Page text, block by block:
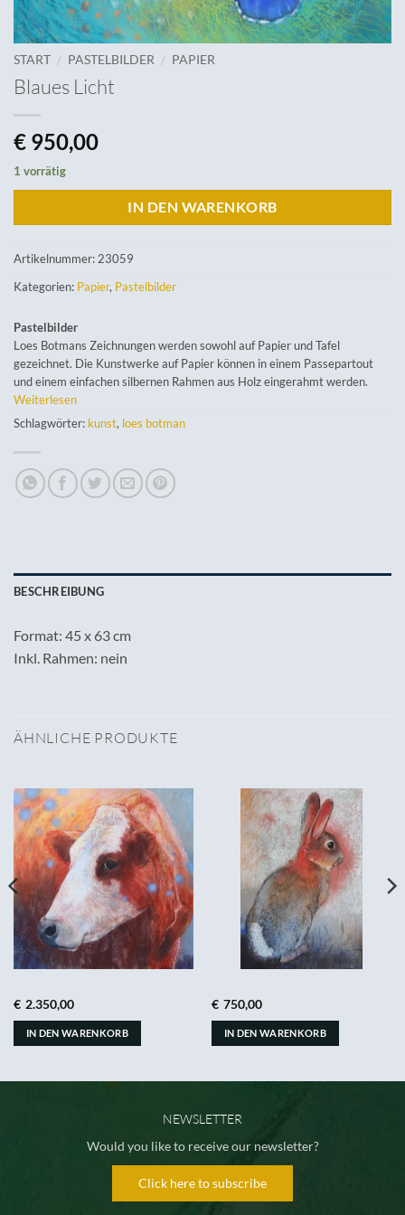
START / PASTELBILDER / PAPIER
Blaues Licht
€ 950,00
1 vorrätig
IN DEN WARENKORB
Artikelnummer: 23059
Kategorien: Papier, Pastelbilder
Pastelbilder
Loes Botmans Zeichnungen werden sowohl auf Papier und Tafel
gezeichnet. Die Kunstwerke auf Papier können in einem Passepartout
und einem einfachen silbernen Rahmen aus Holz eingerahmt werden.
Weiterlesen
Schlagwörter: kunst, loes botman
BESCHREIBUNG
Format: 45 x 63 cm
Inkl. Rahmen: nein
ÄHNLICHE PRODUKTE
€ 2.350,00
IN DEN WARENKORB
€ 750,00
IN DEN WARENKORB
NEWSLETTER
Would you like to receive our newsletter?
Click here to subscribe